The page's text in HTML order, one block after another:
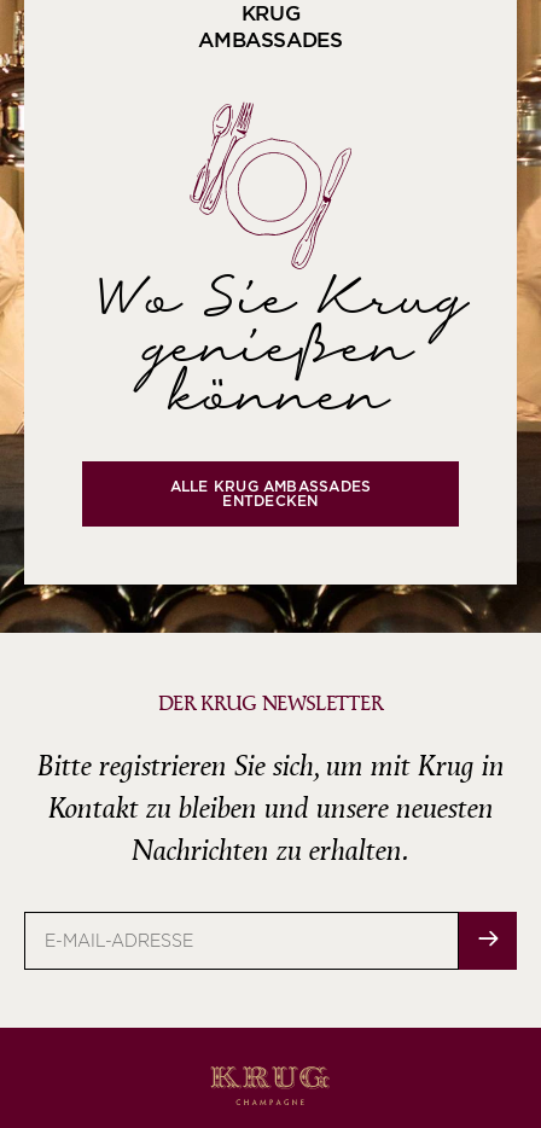
KRUG
AMBASSADES
Wo Sie Krug
genießen
können
ALLE KRUG AMBASSADES
ENTDECKEN
DER KRUG NEWSLETTER
Bitte registrieren Sie sich, um mit Krug in
Kontakt zu bleiben und unsere neuesten
Nachrichten zu erhalten.
Mail-